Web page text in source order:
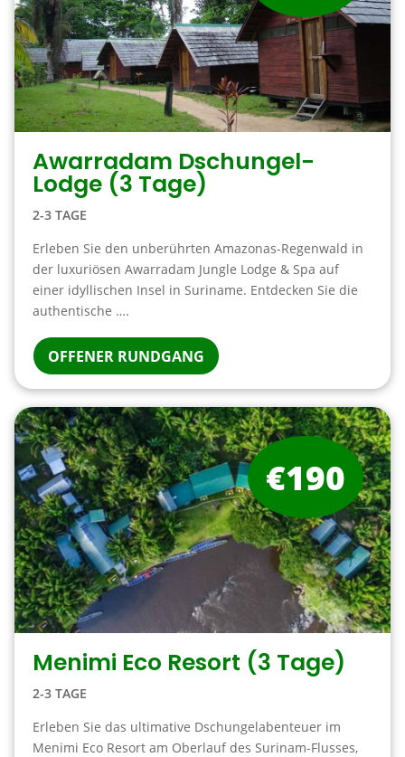
Awarradam Dschungel-
Lodge (3 Tage)
2-3 TAGE
Erleben Sie den unberührten Amazonas-Regenwald in
der luxuriösen Awarradam Jungle Lodge & Spa auf
einer idyllischen Insel in Suriname. Entdecken Sie die
authentische ….
OFFENER RUNDGANG
Menimi Eco Resort (3 Tage)
2-3 TAGE
Erleben Sie das ultimative Dschungelabenteuer im
Menimi Eco Resort am Oberlauf des Surinam-Flusses,
€190